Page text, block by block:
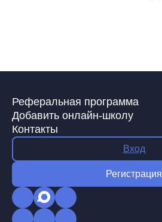
Реферальная программа
Добавить онлайн-школу
Контакты
Вход
Регистрация